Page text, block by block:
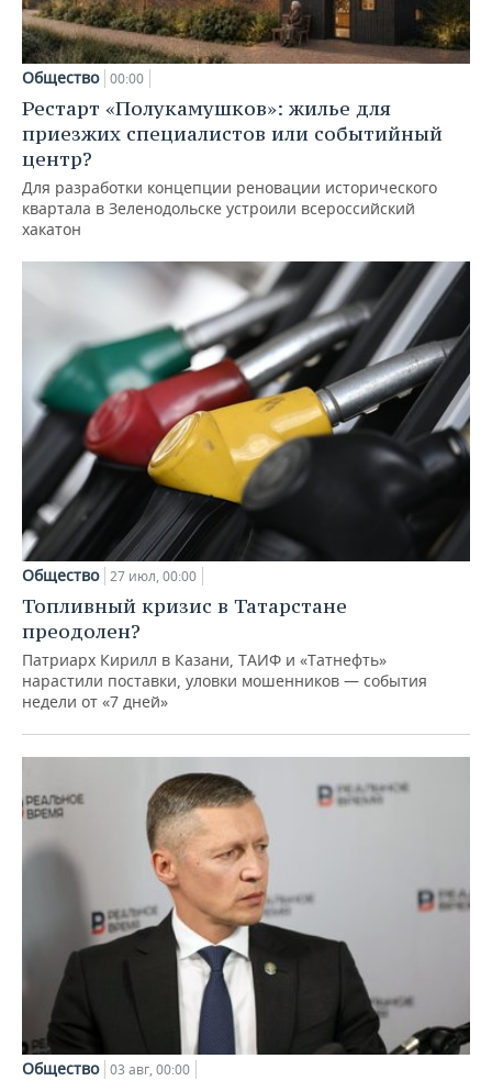
Общество 00:00
Рестарт «Полукамушков»: жилье для
приезжих специалистов или событийный
центр?
Для разработки концепции реновации исторического
квартала в Зеленодольске устроили всероссийский
хакатон
Общество 27 июл, 00:00
Топливный кризис в Татарстане
преодолен?
Патриарх Кирилл в Казани, ТАИФ и «Татнефть»
нарастили поставки, уловки мошенников — события
недели от «7 дней»
Общество 03 авг, 00:00